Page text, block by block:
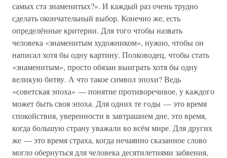
самых ста знаменитых?». И каждый раз очень трудно
сделать окончательный выбор. Конечно же, есть
определённые критерии. Для того чтобы назвать
человека «знаменитым художником», нужно, чтобы он
написал хотя бы одну картину. Полководец, чтобы стать
«знаменитым», просто обязан выиграть хотя бы одну
великую битву. А что такое символ эпохи? Ведь
«советская эпоха» — понятие противоречивое, у каждого
может быть своя эпоха. Для одних те годы — это время
спокойствия, уверенности в завтрашнем дне, это время,
когда большую страну уважали во всём мире. Для других
же — это время страха, когда нечаянно сказанное слово
могло обернуться для человека десятилетиями забвения,